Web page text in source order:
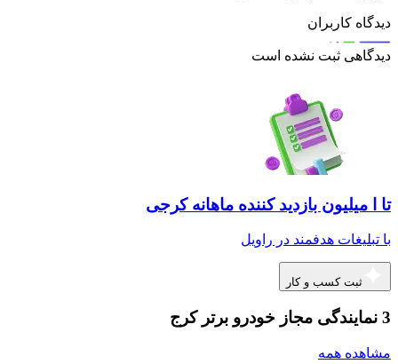
دیدگاه کاربران
دیدگاهی ثبت نشده است
تا ا میلیون بازدید کننده ماهانه کرجی
با تبلیغات هدفمند در راویل
ثبت کسب و کار
3 نمایندگی مجاز خودرو برتر کرج
مشاهده همه